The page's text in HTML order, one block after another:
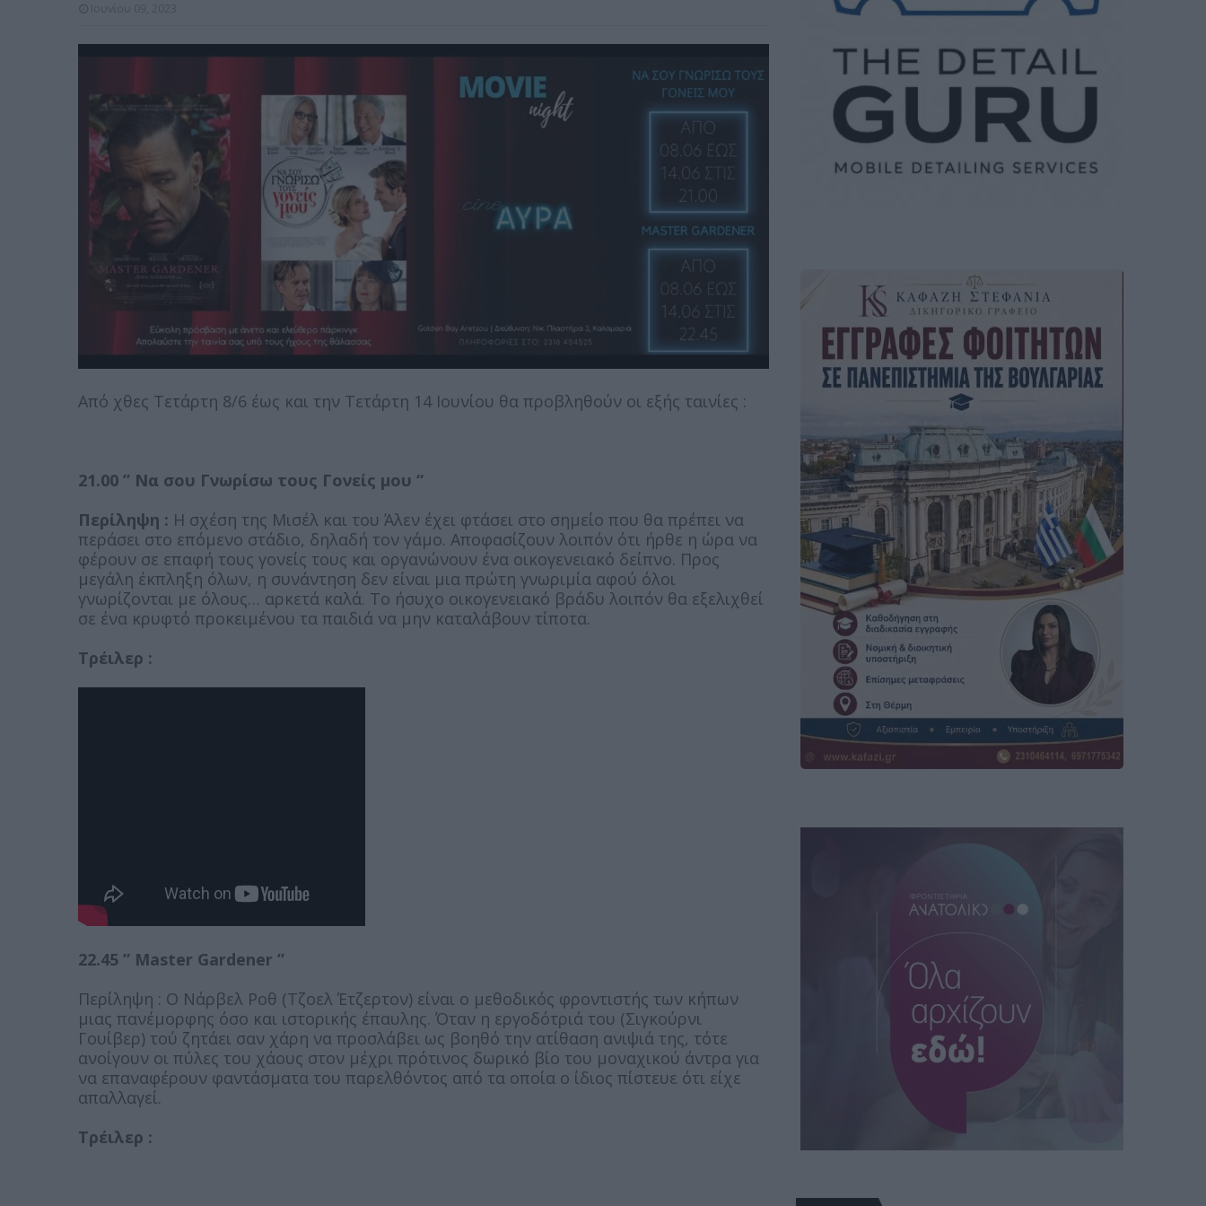
Από χθες Τετάρτη 8/6 έως και την Τετάρτη 14 Ιουνίου θα προβληθούν οι εξής ταινίες :
21.00 ” Να σου Γνωρίσω τους Γονείς μου “
Περίληψη : Η σχέση της Μισέλ και του Άλεν έχει φτάσει στο σημείο που θα πρέπει να
περάσει στο επόμενο στάδιο, δηλαδή τον γάμο. Αποφασίζουν λοιπόν ότι ήρθε η ώρα να
φέρουν σε επαφή τους γονείς τους και οργανώνουν ένα οικογενειακό δείπνο. Προς
μεγάλη έκπληξη όλων, η συνάντηση δεν είναι μια πρώτη γνωριμία αφού όλοι
γνωρίζονται με όλους… αρκετά καλά. Το ήσυχο οικογενειακό βράδυ λοιπόν θα εξελιχθεί
σε ένα κρυφτό προκειμένου τα παιδιά να μην καταλάβουν τίποτα.
Τρέιλερ :
22.45 ” Master Gardener ”
Περίληψη : Ο Νάρβελ Ροθ (Τζοελ Έτζερτον) είναι ο μεθοδικός φροντιστής των κήπων
μιας πανέμορφης όσο και ιστορικής έπαυλης. Όταν η εργοδότριά του (Σιγκούρνι
Γουίβερ) τού ζητάει σαν χάρη να προσλάβει ως βοηθό την ατίθαση ανιψιά της, τότε
ανοίγουν οι πύλες του χάους στον μέχρι πρότινος δωρικό βίο του μοναχικού άντρα για
να επαναφέρουν φαντάσματα του παρελθόντος από τα οποία ο ίδιος πίστευε ότι είχε
απαλλαγεί.
Τρέιλερ :